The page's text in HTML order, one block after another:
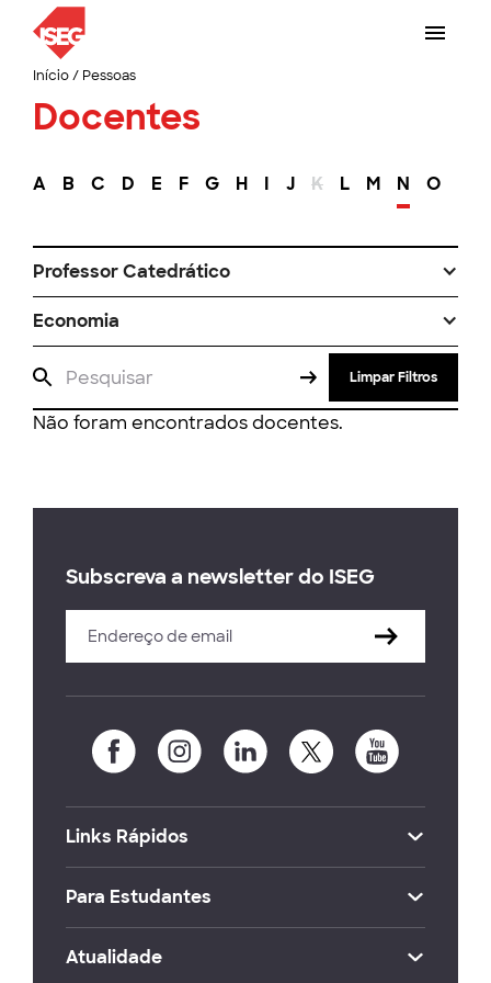
Início/ Pessoas
Docentes
A B C D E F G H I J K L M N O
Professor Catedrático
Economia
Limpar Filtros
Não foram encontrados docentes.
Subscreva a newsletter do ISEG
Links Rápidos
Para Estudantes
Atualidade